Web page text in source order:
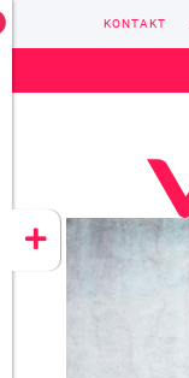
CONZEPT 16
YEET
KONTAKT